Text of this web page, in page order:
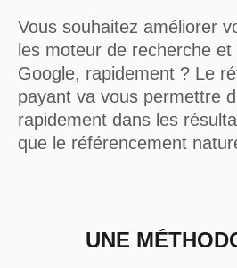
Vous souhaitez améliorer
les moteur de recherche
Google, rapidement ? Le
payant va vous permettre
rapidement dans les
que le référencement
UNE